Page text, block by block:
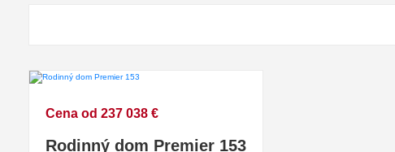
Cena od 237 038 €
Rodinný dom Premier 153